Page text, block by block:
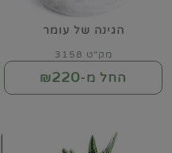
הגינה של עומר
מק"ט 3158
החל מ-₪220